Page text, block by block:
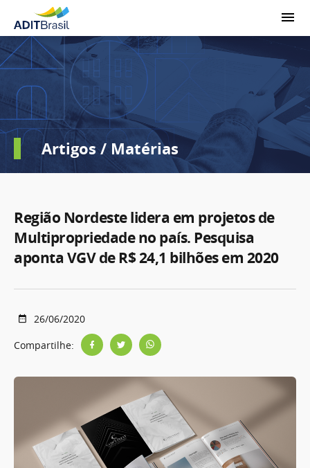
Artigos / Matérias
Região Nordeste lidera em projetos de
Multipropriedade no país. Pesquisa
aponta VGV de R$ 24,1 bilhões em 2020
26/06/2020
Compartilhe: